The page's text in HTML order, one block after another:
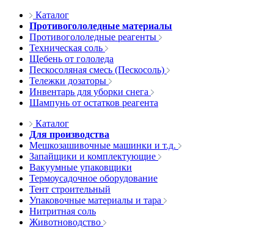
Каталог
Противогололедные материалы
Противогололедные реагенты
Техническая соль
Щебень от гололеда
Пескосоляная смесь (Пескосоль)
Тележки дозаторы
Инвентарь для уборки снега
Шампунь от остатков реагента
Каталог
Для производства
Мешкозашивочные машинки и т.д.
Запайщики и комплектующие
Вакуумные упаковщики
Термоусадочное оборудование
Тент строительный
Упаковочные материалы и тара
Нитритная соль
Животноводство